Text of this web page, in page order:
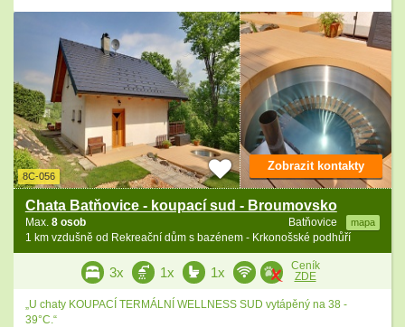
8C-056
Chata Batňovice - koupací sud - Broumovsko
Batňovice mapa
Max. 8 osob
1 km vzdušně od Rekreační dům s bazénem - Krkonošské podhůří
Zobrazit kontakty
3x 1x 1x
Ceník
ZDE
„U chaty KOUPACÍ TERMÁLNÍ WELLNESS SUD vytápěný na 38 -
39°C.“